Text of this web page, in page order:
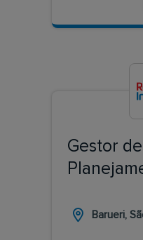
Gestor de
Barueri,